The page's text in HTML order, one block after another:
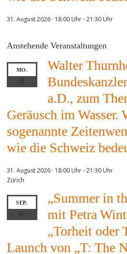
31. August 2026 · 18:00 Uhr-21:30 Uhr
Anstehende Veranstaltungen
MO.
31
Walter
a.D., zum
Geräusch im Wasser.
sogenannte
wie die Schweiz
31. August 2026 · 18:00 Uhr-21:30 Uhr
Zürich
SEP.
07
„Summer in
mit Petra
„Torheit oder
Launch von „T: The